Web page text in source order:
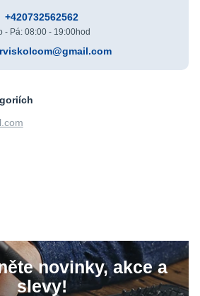
+420732562562
- Pá: 08:00 - 19:00hod
novinky, akce a
slevy!